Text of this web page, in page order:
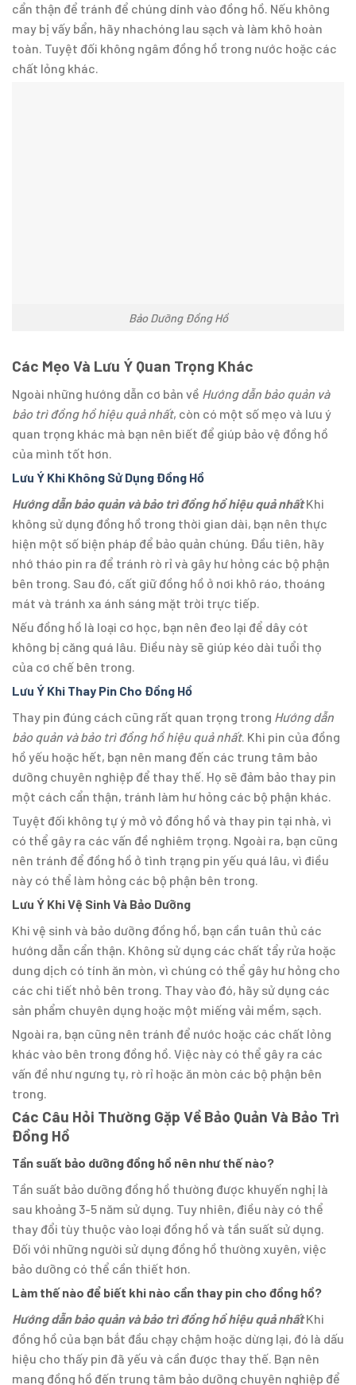
cẩn thận để tránh để chúng dính vào đồng hồ. Nếu không
may bị vấy bẩn, hãy nhachóng lau sạch và làm khô hoàn
toàn. Tuyệt đối không ngâm đồng hồ trong nước hoặc các
chất lỏng khác.
Bảo Dưỡng Đồng Hồ
Các Mẹo Và Lưu Ý Quan Trọng Khác
Ngoài những hướng dẫn cơ bản về Hướng dẫn bảo quản và
bảo trì đồng hồ hiệu quả nhất, còn có một số mẹo và lưu ý
quan trọng khác mà bạn nên biết để giúp bảo vệ đồng hồ
của mình tốt hơn.
Lưu Ý Khi Không Sử Dụng Đồng Hồ
Hướng dẫn bảo quản và bảo trì đồng hồ hiệu quả nhấtKhi
không sử dụng đồng hồ trong thời gian dài, bạn nên thực
hiện một số biện pháp để bảo quản chúng. Đầu tiên, hãy
nhớ tháo pin ra để tránh rò rỉ và gây hư hỏng các bộ phận
bên trong. Sau đó, cất giữ đồng hồ ở nơi khô ráo, thoáng
mát và tránh xa ánh sáng mặt trời trực tiếp.
Nếu đồng hồ là loại cơ học, bạn nên đeo lại để dây cót
không bị căng quá lâu. Điều này sẽ giúp kéo dài tuổi thọ
của cơ chế bên trong.
Lưu Ý Khi Thay Pin Cho Đồng Hồ
Thay pin đúng cách cũng rất quan trọng trong Hướng dẫn
bảo quản và bảo trì đồng hồ hiệu quả nhất. Khi pin của đồng
hồ yếu hoặc hết, bạn nên mang đến các trung tâm bảo
dưỡng chuyên nghiệp để thay thế. Họ sẽ đảm bảo thay pin
một cách cẩn thận, tránh làm hư hỏng các bộ phận khác.
Tuyệt đối không tự ý mở vỏ đồng hồ và thay pin tại nhà, vì
có thể gây ra các vấn đề nghiêm trọng. Ngoài ra, bạn cũng
nên tránh để đồng hồ ở tình trạng pin yếu quá lâu, vì điều
này có thể làm hỏng các bộ phận bên trong.
Lưu Ý Khi Vệ Sinh Và Bảo Dưỡng
Khi vệ sinh và bảo dưỡng đồng hồ, bạn cần tuân thủ các
hướng dẫn cẩn thận. Không sử dụng các chất tẩy rửa hoặc
dung dịch có tính ăn mòn, vì chúng có thể gây hư hỏng cho
các chi tiết nhỏ bên trong. Thay vào đó, hãy sử dụng các
sản phẩm chuyên dụng hoặc một miếng vải mềm, sạch.
Ngoài ra, bạn cũng nên tránh để nước hoặc các chất lỏng
khác vào bên trong đồng hồ. Việc này có thể gây ra các
vấn đề như ngưng tụ, rò rỉ hoặc ăn mòn các bộ phận bên
trong.
Các Câu Hỏi Thường Gặp Về Bảo Quản Và Bảo Trì
Đồng Hồ
Tần suất bảo dưỡng đồng hồ nên như thế nào?
Tần suất bảo dưỡng đồng hồ thường được khuyến nghị là
sau khoảng 3-5 năm sử dụng. Tuy nhiên, điều này có thể
thay đổi tùy thuộc vào loại đồng hồ và tần suất sử dụng.
Đối với những người sử dụng đồng hồ thường xuyên, việc
bảo dưỡng có thể cần thiết hơn.
Làm thế nào để biết khi nào cần thay pin cho đồng hồ?
Hướng dẫn bảo quản và bảo trì đồng hồ hiệu quả nhấtKhi
đồng hồ của bạn bắt đầu chạy chậm hoặc dừng lại, đó là dấu
hiệu cho thấy pin đã yếu và cần được thay thế. Bạn nên
mang đồng hồ đến trung tâm bảo dưỡng chuyên nghiệp để